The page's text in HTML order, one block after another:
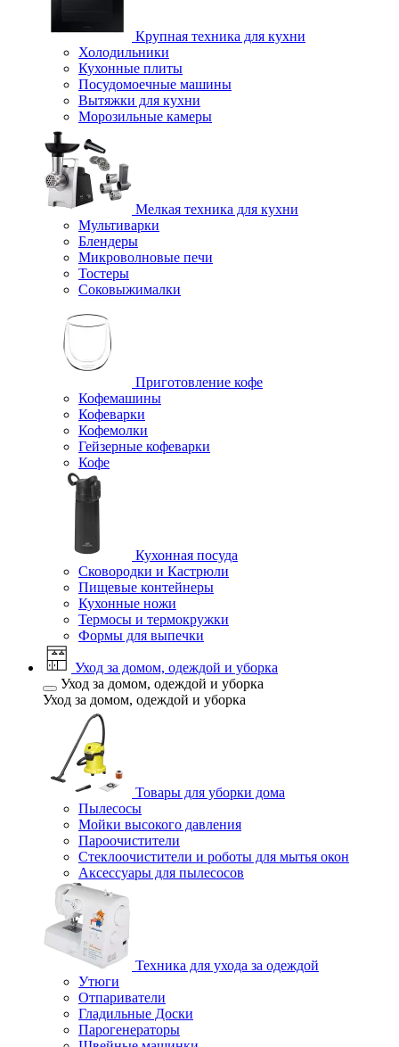
Крупная техника для кухни
Холодильники
Кухонные плиты
Посудомоечные машины
Вытяжки для кухни
Морозильные камеры
Мелкая техника для кухни
Мультиварки
Блендеры
Микроволновые печи
Тостеры
Соковыжималки
Приготовление кофе
Кофемашины
Кофеварки
Кофемолки
Гейзерные кофеварки
Кофе
Кухонная посуда
Сковородки и Кастрюли
Пищевые контейнеры
Кухонные ножи
Термосы и термокружки
Формы для выпечки
Уход за домом, одеждой и уборка
Уход за домом, одеждой и уборка
Уход за домом, одеждой и уборка
Товары для уборки дома
Пылесосы
Мойки высокого давления
Пароочистители
Стеклоочистители и роботы для мытья окон
Аксессуары для пылесосов
Техника для ухода за одеждой
Утюги
Отпариватели
Гладильные Доски
Парогенераторы